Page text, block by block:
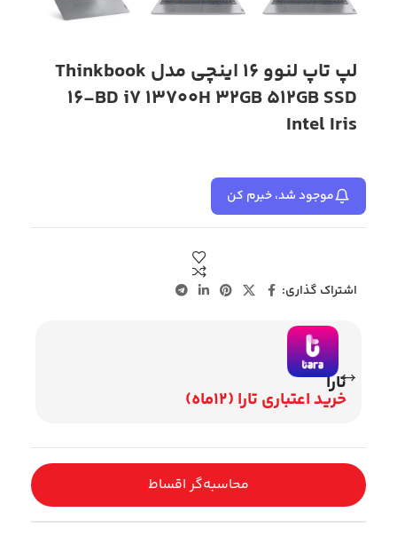
لپ تاپ لنوو 16 اینچی مدل Thinkbook
16-BD i7 13700H 32GB 512GB SSD
Intel Iris
موجود شد، خبرم کن
اشتراک گذاری:
تارا
خرید اعتباری تارا (12ماه)
محاسبه‌گر اقساط